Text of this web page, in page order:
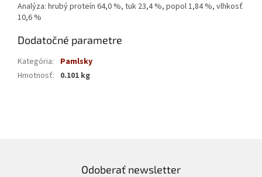
Analýza: hrubý proteín 64,0 %, tuk 23,4 %, popol 1,84 %, vlhkosť
10,6 %
Dodatočné parametre
Kategória:
Pamlsky
Hmotnosť: 0.101 kg
Odoberať newsletter